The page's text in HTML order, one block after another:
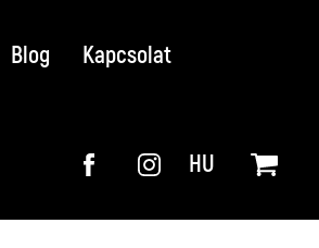
Blog Kapcsolat
HU